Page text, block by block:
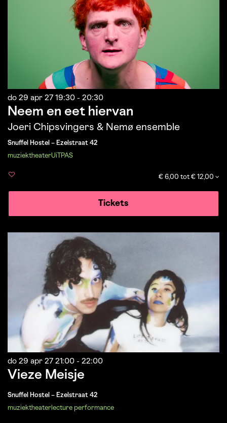
Neem en eet hiervan
Joeri Chipsvingers & Nemø ensemble
do 29 apr 27 19:30 - 20:30
Snuffel Hostel – Ezelstraat 42
muziektheaterUiTPAS
€ 6,00 tot € 12,00
Tickets
Vieze Meisje
do 29 apr 27 21:00 - 22:00
Snuffel Hostel – Ezelstraat 42
muziektheater lecture performance